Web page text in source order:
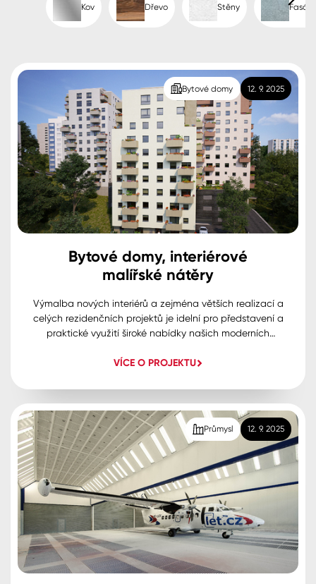
Kov Dřevo Stěny
Bytové domy 12. 9. 2025
Bytové domy, interiérové
malířské nátěry
Výmalba nových interiérů a zejména větších realizací a
celých rezidenčních projektů je idelní pro představení a
praktické využití široké nabídky našich moderních
materiálů. Jde o tradiční bílé provedení tak i možsnot
zákazníka.
VÍCE O PROJEKTU
Průmysl 12. 9. 2025